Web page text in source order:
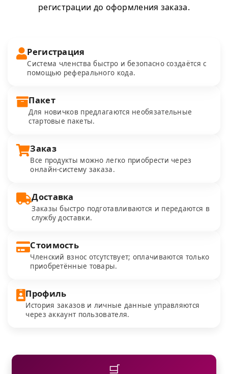
регистрации до оформления заказа.
Регистрация
Система членства быстро и безопасно создаётся с
помощью реферального кода.
Пакет
Для новичков предлагаются необязательные
стартовые пакеты.
Заказ
Все продукты можно легко приобрести через
онлайн-систему заказа.
Доставка
Заказы быстро подготавливаются и передаются в
службу доставки.
Стоимость
Членский взнос отсутствует; оплачиваются только
приобретённые товары.
Профиль
История заказов и личные данные управляются
через аккаунт пользователя.
🛒